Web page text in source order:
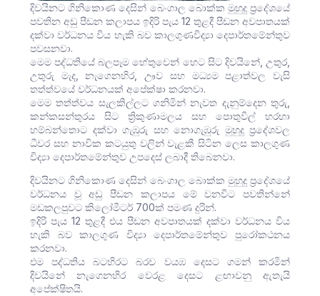
දිවයිනට ගිනිකොණ දෙසින් බෙංගාල බොක්ක මුහුදු ප්‍රදේශයේ
පවතින අඩු පීඩන කලාපය ඉදිරි පැය 12 තුළදී පීඩන අවපාතයක්
දක්වා වර්ධනය විය හැකි බව කාලගුණවිද්‍යා දෙපාර්තමේන්තුව
පවසනවා.
මෙම පද්ධතියේ බලපෑම හේතුවෙන් හෙට සිට දිවයිනේ, උතුර,
උතුරු මැද, නැගෙනහිර, ඌව සහ මධ්‍යම පළාත්වල වැසි
තත්ත්වයේ වර්ධනයක් අපේක්ෂා කරනවා.
මෙම තත්ත්වය සැලකිල්ලට ගනිමින් නැවත දැනුම්දෙන තුරු,
කන්කසන්තුරය සිට ත්‍රිකුණාමලය සහ පොතුවිල් හරහා
හම්බන්තොට දක්වා ගැඹුරු සහ නොගැඹුරු මුහුදු ප්‍රදේශවල
ධීවර සහ නාවික කටයුතු වලින් වැළකී සිටින ලෙස කාලගුණ
විද්‍යා දෙපාර්තමේන්තුව උපදෙස් ලබාදී තිබෙනවා.
දිවයිනට ගිනිකොණ දෙසින් බෙංගාල බොක්ක මුහුදු ප්‍රදේශයේ
වර්ධනය වූ අඩු පීඩන කලාපය මේ වනවිට පවතින්නේ
මඩකලපුවට කිලෝමීටර් 700ක් පමණ දුරින්.
ඉදිරි පැය 12 තුළදී එය පීඩන අවපාතයක් දක්වා වර්ධනය විය
හැකි බව කාලගුණ විද්‍යා දෙපාර්තමේන්තුව පුරෝකථනය
කරනවා.
එම පද්ධතිය බටහිරට බරව වයඹ දෙසට ගමන් කරමින්
දිවයිනේ නැගෙනහිර වෙරළ දෙසට ළඟාවනු ඇතැයි
අපේක්ෂිතයි.